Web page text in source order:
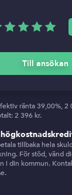
Till ansökan
ränta 39,00%, 2
2 396 kr.
tillbaka hela
För stöd, vänd
i din kommun.